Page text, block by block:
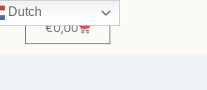
€0,00
Dutch